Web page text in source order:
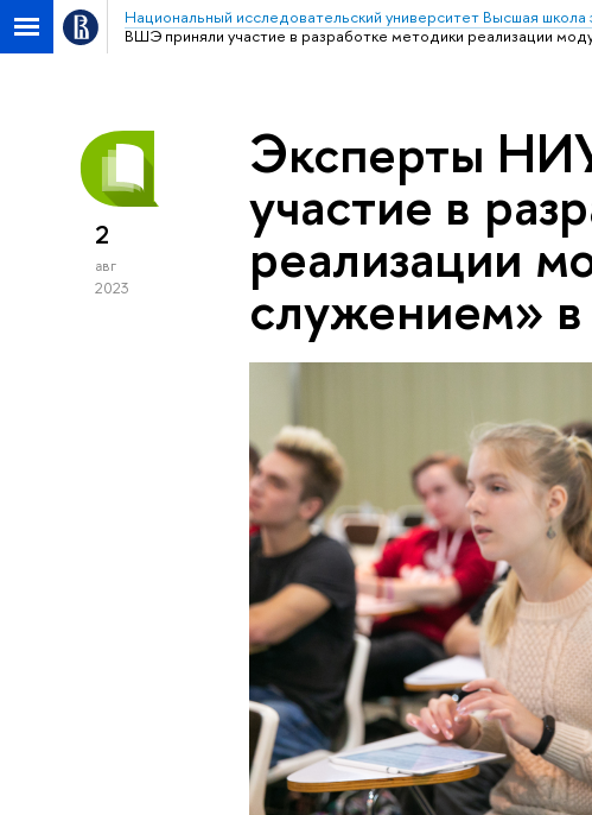
Национальный исследовательский университет Высшая школа
ВШЭ приняли участие в разработке методики реализации
2
авг
2023
Эксперты
участие в
реализации
служением» в